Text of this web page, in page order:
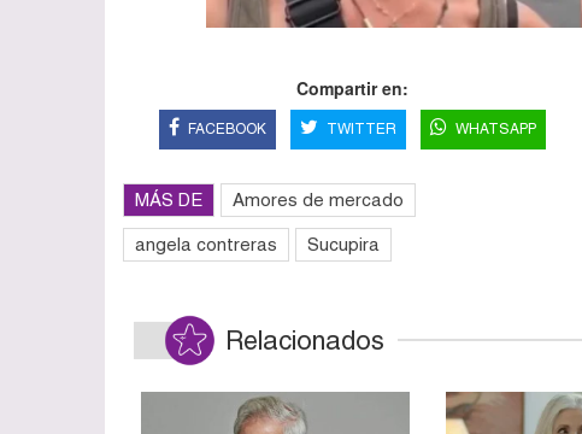
Compartir en:
FACEBOOK TWITTER WHATSAPP
MÁS DE Amores de mercado
angela contreras Sucupira
Relacionados